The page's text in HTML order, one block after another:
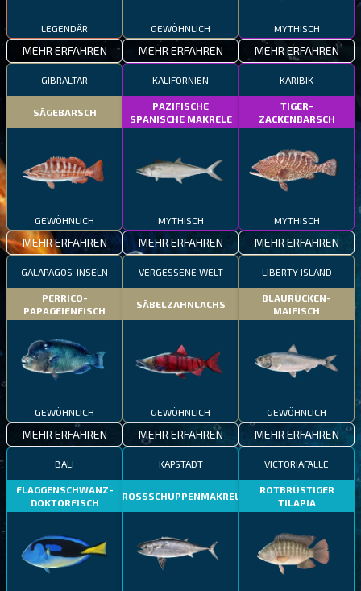
LEGENDÄR
MEHR ERFAHREN
GEWÖHNLICH
MEHR ERFAHREN
MYTHISCH
MEHR ERFAHREN
GIBRALTAR
SÄGEBARSCH
GEWÖHNLICH
MEHR ERFAHREN
KALIFORNIEN
PAZIFISCHE
SPANISCHE MAKRELE
MYTHISCH
MEHR ERFAHREN
KARIBIK
TIGER-
ZACKENBARSCH
MYTHISCH
MEHR ERFAHREN
GALAPAGOS-INSELN
PERRICO-
PAPAGEIENFISCH
GEWÖHNLICH
MEHR ERFAHREN
VERGESSENE WELT
SÄBELZAHNLACHS
GEWÖHNLICH
MEHR ERFAHREN
LIBERTY ISLAND
BLAURÜCKEN-
MAIFISCH
GEWÖHNLICH
MEHR ERFAHREN
BALI
FLAGGENSCHWANZ-
DOKTORFISCH
KAPSTADT
GROSSSCHUPPENMAKRELE
VICTORIAFÄLLE
ROTBRÜSTIGER
TILAPIA